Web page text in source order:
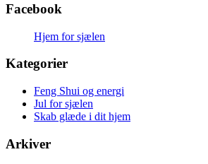
Facebook
Hjem for sjælen
Kategorier
Feng Shui og energi
Jul for sjælen
Skab glæde i dit hjem
Arkiver